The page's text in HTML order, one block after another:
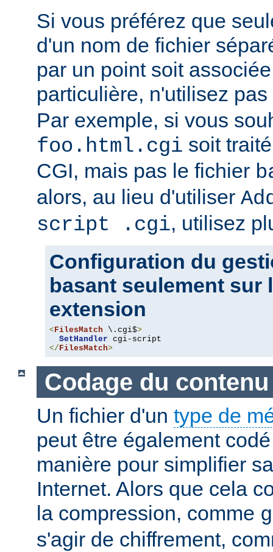
Si vous préférez que
d'un nom de fichier
par un point soit
particulière, n'utilisez
Par exemple, si vous
foo.html.cgi soit
CGI, mais pas le fichier
alors, au lieu d'utiliser
script .cgi, utilisez
Configuration du
basant seulement sur
extension
< FilesMatch \.cgi$>
SetHandler
</ FilesMatch>
Codage du contenu
Un fichier d'un type de
peut être également
manière pour simplifier
Internet. Alors que cela
la compression, comme
s'agir de chiffrement,